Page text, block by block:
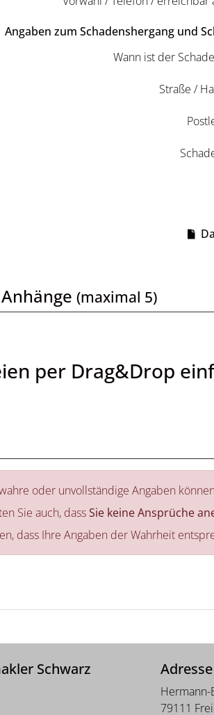
Angaben zum Schadenshergang und
Wann ist der
Straße /
(maximal 5)
per Drag&Drop
oder unvollständige Angaben
Sie auch, dassSie keine Ansprüche
dass Ihre Angaben der Wahrheit
Schwarz Adresse
Hermann-
79111